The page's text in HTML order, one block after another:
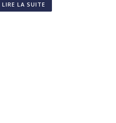
LIRE LA SUITE